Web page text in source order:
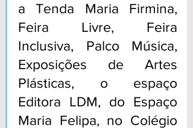
a Tenda Maria Firmina,
Feira Livre, Feira
Inclusiva, Palco Música,
Exposições de Artes
Plásticas, o espaço
Editora LDM, do Espaço
Maria Felipa, no Colégio